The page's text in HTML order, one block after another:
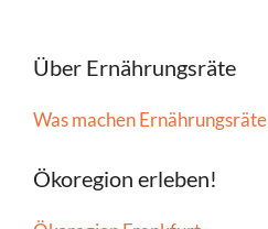
Über Ernährungsräte
Was machen Ernährungsräte
Ökoregion erleben!